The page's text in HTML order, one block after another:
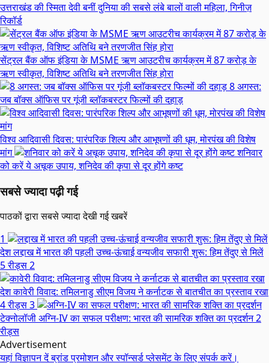
उत्तराखंड की स्मिता देवी बनीं दुनिया की सबसे लंबे बालों वाली महिला, गिनीज़
रिकॉर्ड
सेंट्रल बैंक ऑफ इंडिया के MSME ऋण आउटरीच कार्यक्रम में 87 करोड़ के
ऋण स्वीकृत, विशिष्ट अतिथि बने तरणजीत सिंह होरा
8 अगस्त:
जब बॉक्स ऑफिस पर गूंजी ब्लॉकबस्टर फिल्मों की दहाड़
विश्व आदिवासी दिवस: पारंपरिक शिल्प और आभूषणों की धूम, मोरपंख की विशेष
मांग
शनिवार
को करें ये अचूक उपाय, शनिदेव की कृपा से दूर होंगे कष्ट
सबसे ज्यादा पढ़ी गई
पाठकों द्वारा सबसे ज्यादा देखी गई खबरें
1
देशलद्दाख में भारत की पहली उच्च-ऊंचाई वन्यजीव सफारी शुरू: हिम तेंदुए से मिलें
5 रीड्स2
देशकावेरी विवाद: तमिलनाडु सीएम विजय ने कर्नाटक से बातचीत का प्रस्ताव रखा
4 रीड्स3
टेक्नोलॉजीअग्नि-IV का सफल परीक्षण: भारत की सामरिक शक्ति का प्रदर्शन2
रीड्स
Advertisement
यहां विज्ञापन देंब्रांड प्रमोशन और स्पॉन्सर्ड प्लेसमेंट के लिए संपर्क करें।